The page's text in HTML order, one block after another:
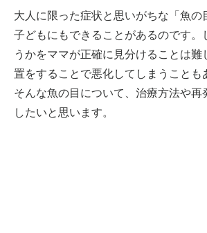
大人に限った症状と思いがちな「魚の
子どもにもできることがあるのです。
うかをママが正確に見分けることは難
置をすることで悪化してしまうことも
そんな魚の目について、治療方法や再
したいと思います。